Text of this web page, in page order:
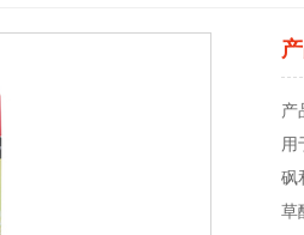
产
用
砜
草